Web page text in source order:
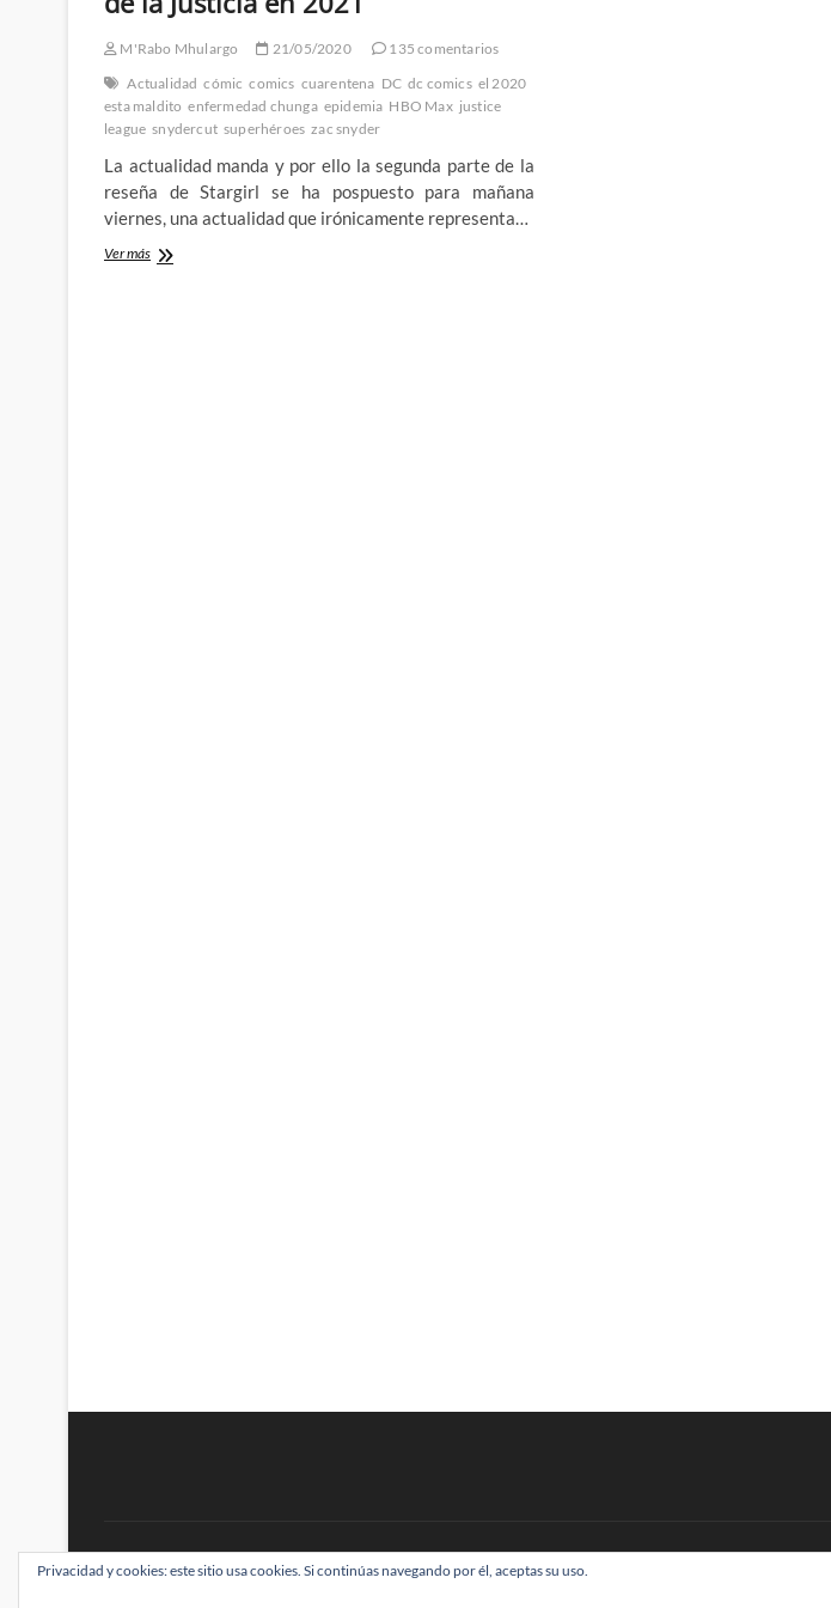
M'Rabo Mhulargo 21/05/2020
135 comentarios
Actualidad cómic comics cuarentena DC dc comics el 2020
esta maldito enfermedad chunga epidemia HBO Max justice
league snydercut superhéroes zac snyder
La actualidad manda y por ello la segunda parte de la
reseña de Stargirl se ha pospuesto para mañana
viernes, una actualidad que irónicamente representa…
Ver másDe
BRAINSTOMPING| Diseñado por:Theme Freesia|WordPress| © Todos los derechos reservados
Privacidad y cookies: este sitio usa cookies. Si continúas navegando por él, aceptas su uso.